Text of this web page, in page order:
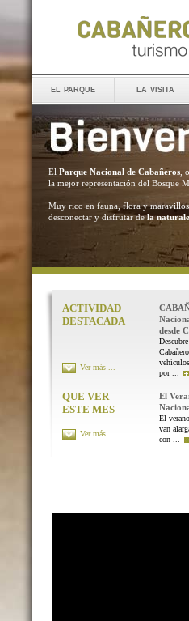
el parque la visita
El Parque Nacional de Cabañeros ,
la mejor representación del Bosque
Muy rico en fauna, flora y
desconectar y disfrutar dela
ACTIVIDAD
DESTACADA
desde
por ...
Ver más ...
QUE VER
ESTE MES
El
El
van
con ...
Ver más ...